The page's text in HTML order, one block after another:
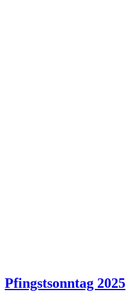
Pfingstsonntag 2025